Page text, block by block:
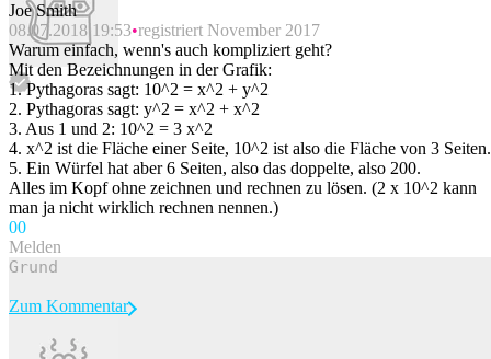
Joe Smith
08.07.2018 19:53 registriert November 2017
Warum einfach, wenn's auch kompliziert geht?
Mit den Bezeichnungen in der Grafik:
1. Pythagoras sagt: 10^2 = x^2 + y^2
2. Pythagoras sagt: y^2 = x^2 + x^2
3. Aus 1 und 2: 10^2 = 3 x^2
4. x^2 ist die Fläche einer Seite, 10^2 ist also die Fläche von 3 Seiten.
5. Ein Würfel hat aber 6 Seiten, also das doppelte, also 200.
Alles im Kopf ohne zeichnen und rechnen zu lösen. (2 x 10^2 kann
man ja nicht wirklich rechnen nennen.)
00
Melden
Zum Kommentar